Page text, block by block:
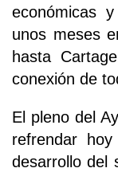
económicas
unos meses
hasta
conexión de
El pleno del
refrendar
desarrollo del